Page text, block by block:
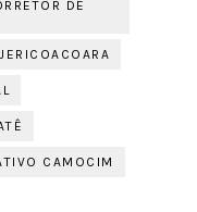
DE
CAMOCIM